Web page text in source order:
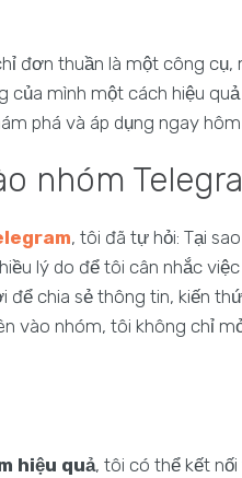
đơn thuần là một công cụ,
mình một cách hiệu
phá và áp dụng ngay hôm
nhóm
, tôi đã tự hỏi: Tại
lý do để tôi cân nhắc
chia sẻ thông tin, kiến
vào nhóm, tôi không chỉ
hiệu quả, tôi có thể kết